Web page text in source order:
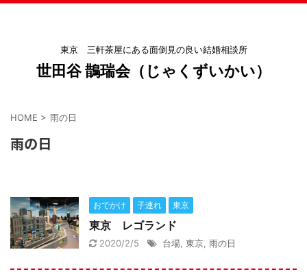
東京 三軒茶屋にある面倒見の良い結婚相談所
世田谷 鵲瑞会（じゃくずいかい）
HOME > 雨の日
雨の日
おでかけ 子連れ 東京
東京 レゴランド
2020/2/5 台場 東京 雨の日